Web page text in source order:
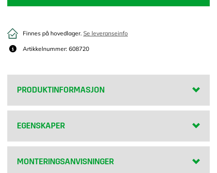
Finnes på hovedlager. Se leveranseinfo
Artikkelnummer: 608720
PRODUKTINFORMASJON
EGENSKAPER
MONTERINGSANVISNINGER